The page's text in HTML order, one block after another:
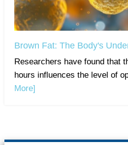
Brown Fat: The Body's
Researchers have found that
hours influences the level of
More]